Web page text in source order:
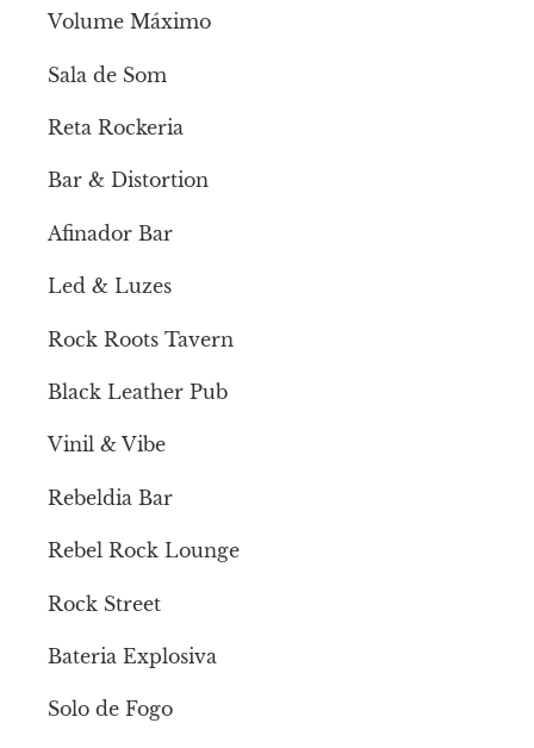
Volume Máximo
Sala de Som
Reta Rockeria
Bar & Distortion
Afinador Bar
Led & Luzes
Rock Roots Tavern
Black Leather Pub
Vinil & Vibe
Rebeldia Bar
Rebel Rock Lounge
Rock Street
Bateria Explosiva
Solo de Fogo